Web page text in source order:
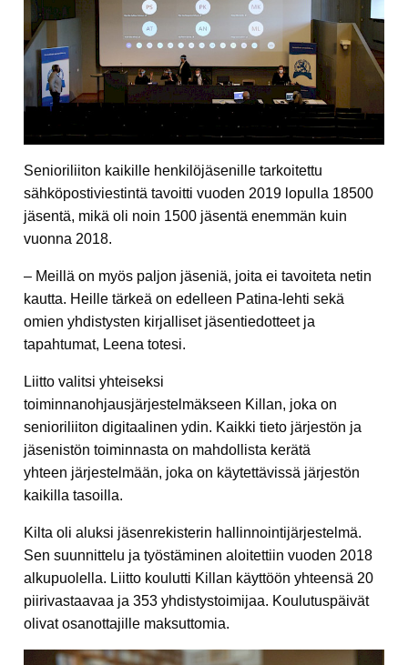
Senioriliiton kaikille henkilöjäsenille tarkoitettu
sähköpostiviestintä tavoitti vuoden 2019 lopulla 18500
jäsentä, mikä oli noin 1500 jäsentä enemmän kuin
vuonna 2018.
– Meillä on myös paljon jäseniä, joita ei tavoiteta netin
kautta. Heille tärkeä on edelleen Patina-lehti sekä
omien yhdistysten kirjalliset jäsentiedotteet ja
tapahtumat, Leena totesi.
Liitto valitsi yhteiseksi
toiminnanohjausjärjestelmäkseen Killan, joka on
senioriliiton digitaalinen ydin. Kaikki tieto järjestön ja
jäsenistön toiminnasta on mahdollista kerätä
yhteen järjestelmään, joka on käytettävissä järjestön
kaikilla tasoilla.
Kilta oli aluksi jäsenrekisterin hallinnointijärjestelmä.
Sen suunnittelu ja työstäminen aloitettiin vuoden 2018
alkupuolella. Liitto koulutti Killan käyttöön yhteensä 20
piirivastaavaa ja 353 yhdistystoimijaa. Koulutuspäivät
olivat osanottajille maksuttomia.